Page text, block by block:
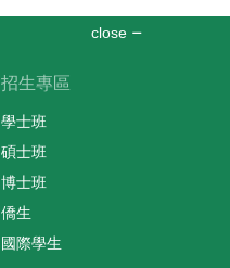
close
招生專區
學士班
碩士班
博士班
僑生
國際學生